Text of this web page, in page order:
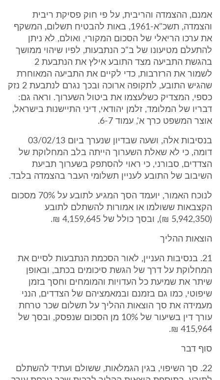
אמנם, ההצמדה והריבית, על פי חוק פסיקת ריבית
והצמדה, תשכ"א-1961, באות להבטיח תשלום, המשקף
את ערכו הריאלי של הסכום המקורי, ואולם, לא ניתן
להתעלם מטיעונו של ב"כ הנתבעות, לפיו שיהוי ממושך
בהגשת התביעה מצד התובע אילץ את הנתבעת 2
לשמור את הרזרבות, כדי לקיים את התביעה המאוחרת
שהגיש התובע, לתקופה ארוכה ובכך נגרם לנתבעת 2 נזק
כספי, המצדיק כשלעצמו את ביטול השערוך. וראה גם:
דבריו של המלומד, זלמן יהודאי, דיני התיישנות בישראל,
אוצר המשפט כרך א', עמוד 6-7.
בנסיבות אלה, ושעה שבדיון שנערך ביום 03/02/13
דומה, כי לא שאלת השערוך הייתה בלב המחלוקת של
הצדדים, סבורני, כי ראוי להסתפק בשערוך תביעת
השיבוב של התובע לעניין תשלומי העבר בהצמדה בלבד.
לנוכח האמור, יועמד הסך המגיע לתובע על 70% מסכום
הקצבאות ששולמו או אמורות להשתלם לתובע
(5,942,350 ₪), ובסך כולל של 4,159,645 ₪.
הוצאות ההליך
21. בנסיבות העניין, לאור הסכמת הנתבעות לסיים את
המחלוקת על דרך של הגשת סיכומים בכתב, ובאופן
שיתר את שמיעת כל העדויות והמומחים וחסך בזמן
שיפוטי, כמו גם בזמנם ובמאמציהם של הצדדים, הנני
מעמידה את סך הוצאות ההליך על תשלום שכר טרחת
עורך דין בשיעור של 10% מן הסכום שנפסק, ובסך של
415,964 ₪.
סוף דבר
22. סך השיפוי, בגין הגמלאות, ששולם ועתיד להשתלם